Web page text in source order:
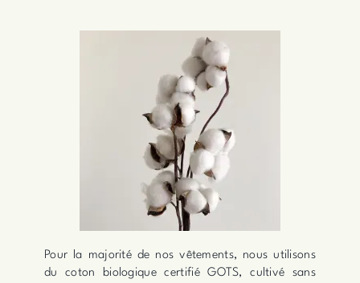
Pour la majorité de nos vêtements, nous utilisons
du coton biologique certifié GOTS, cultivé sans